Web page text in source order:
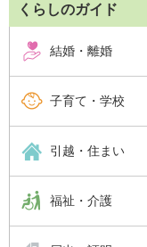
くらしのガイド
結婚・離婚
子育て・学校
引越・住まい
福祉・介護